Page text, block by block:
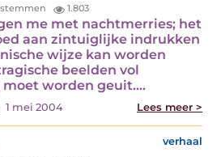
stemmen 1.803
me met nachtmerries; het
aan zintuiglijke indrukken
wijze kan worden
beelden vol
worden geuit.…
1 mei 2004 Lees meer >
verhaal